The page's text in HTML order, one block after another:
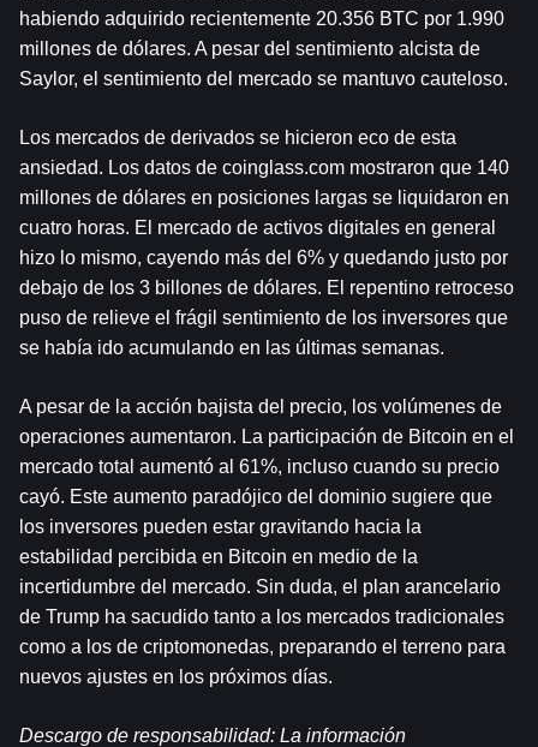
habiendo adquirido recientemente 20.356 BTC por 1.990
millones de dólares. A pesar del sentimiento alcista de
Saylor, el sentimiento del mercado se mantuvo cauteloso.
Los mercados de derivados se hicieron eco de esta
ansiedad. Los datos de coinglass.com mostraron que 140
millones de dólares en posiciones largas se liquidaron en
cuatro horas. El mercado de activos digitales en general
hizo lo mismo, cayendo más del 6% y quedando justo por
debajo de los 3 billones de dólares. El repentino retroceso
puso de relieve el frágil sentimiento de los inversores que
se había ido acumulando en las últimas semanas.
A pesar de la acción bajista del precio, los volúmenes de
operaciones aumentaron. La participación de Bitcoin en el
mercado total aumentó al 61%, incluso cuando su precio
cayó. Este aumento paradójico del dominio sugiere que
los inversores pueden estar gravitando hacia la
estabilidad percibida en Bitcoin en medio de la
incertidumbre del mercado. Sin duda, el plan arancelario
de Trump ha sacudido tanto a los mercados tradicionales
como a los de criptomonedas, preparando el terreno para
nuevos ajustes en los próximos días.
Descargo de responsabilidad: La información